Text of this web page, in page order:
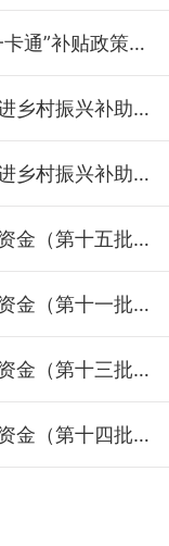
2024年湖南省惠民惠农财政补贴资金“一卡通”补贴政策清单
关于下达2024年第二批省级财政衔接推进乡村振兴补助资金的通知
关于下达2024年第一批省级财政衔接推进乡村振兴补助资金的通知
关于下达2024年中央财政专项衔接补助资金（第十五批重点村示范村产业255万元）项目绩效目标批复的通知
关于下达2024年中央财政专项衔接补助资金（第十一批脱贫村产业760万元）项目绩效目标批复的通知
关于下达2024年中央财政专项衔接补助资金（第十三批岳阳市级和美乡村产业150万元）项目绩效目标批复的通知
关于下达2024年中央财政专项衔接补助资金（第十四批地理产品50万元）项目绩效目标批复的通知